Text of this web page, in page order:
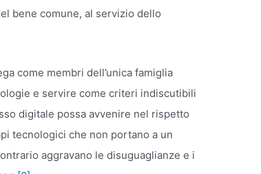
bene comune, al servizio dello
come membri dell’unica famiglia
e servire come criteri indiscutibili
digitale possa avvenire nel rispetto
tecnologici che non portano a un
aggravano le disuguaglianze e i